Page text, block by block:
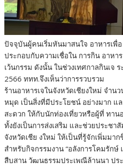
ปัจจุบันผู้คนเริ่มหันมาสนใจ อาหารเพื่
ประกอบกับความเชื่อใน การกิน อาหา
เว้นกรรม ดังนั้น ในช่วงเทศกาลกินเจ
2566 ททท.จึงเห็นว่าการรวบรวม
ร้านอาหารเจในจังหวัดเชียงใหม่ จำ
หมุด เป็นสิ่งที่มีประโยชน์ อย่างมาก แ
สะดวก ให้กับนักท่องเที่ยวหรือผู้ที่ ทาน
ทั้งยังเป็นการส่งเสริม และช่วยประชา
จังหวัดเชีย งใหม่ ให้เป็นที่รู้จักเพิ่มมา
สำหรับกิจกรรมงาน “อลังการโคมรักษ์
สืบสาน วัฒนธรรมประเพณีล้านนา ปร